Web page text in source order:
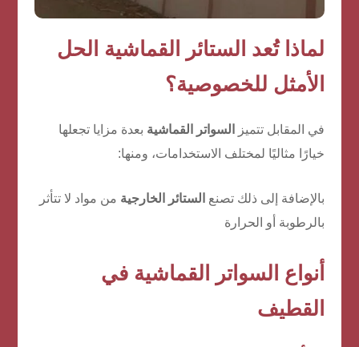
لماذا تُعد الستائر القماشية الحل
الأمثل للخصوصية؟
في المقابل تتميز السواتر القماشية بعدة مزايا تجعلها
خيارًا مثاليًا لمختلف الاستخدامات، ومنها:
بالإضافة إلى ذلك تصنع الستائر الخارجية من مواد لا تتأثر
بالرطوبة أو الحرارة
أنواع السواتر القماشية في
القطيف